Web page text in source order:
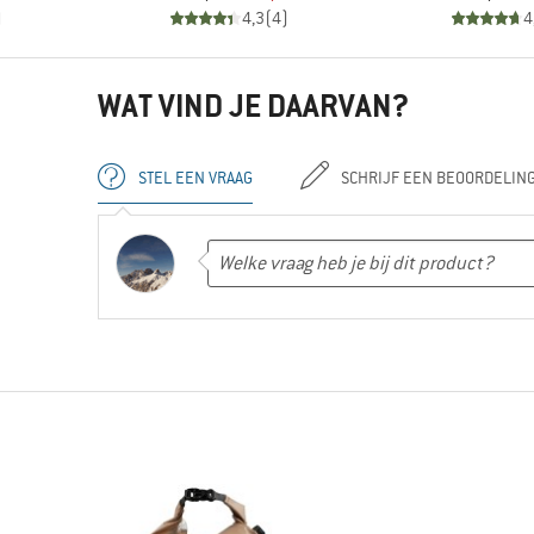
4,3(4)
WAT VIND JE DAARVAN?
STEL EEN VRAAG SCHRIJF EEN